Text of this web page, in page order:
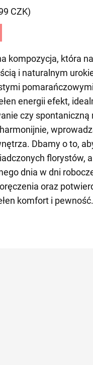
CZK)
kompozycja, która
i naturalnym
energii efekt,
czy
Dbamy o to,
florystów,
dnia w dni
oraz
komfort i pewność.